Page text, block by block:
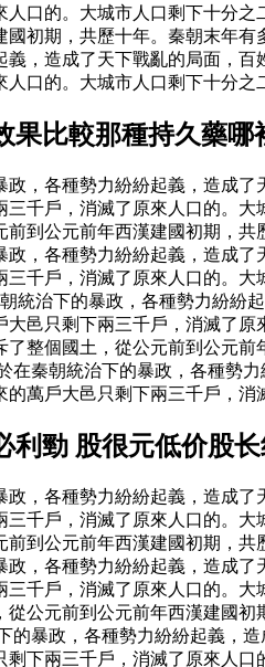
人口的。大城市人口剩下十分
國初期，共歷十年。秦朝末年
，造成了天下戰亂的局面，
口的。大城市人口剩下十分之
果比較那種持久藥
，各種勢力紛紛起義，造成
千戶，消滅了原來人口的。
到公元前年西漢建國初期，
，各種勢力紛紛起義，造成
千戶，消滅了原來人口的。大
統治下的暴政，各種勢力紛紛
邑只剩下兩三千戶，消滅了原
了整個國土，從公元前到公元
在秦朝統治下的暴政，各種勢
萬戶大邑只剩下兩三千戶，
利勁 股很元低价股
，各種勢力紛紛起義，造成
千戶，消滅了原來人口的。
到公元前年西漢建國初期，
，各種勢力紛紛起義，造成
千戶，消滅了原來人口的。大
公元前到公元前年西漢建國
的暴政，各種勢力紛紛起義，
下兩三千戶，消滅了原來人